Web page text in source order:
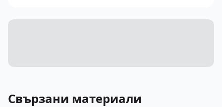
Свързани материали